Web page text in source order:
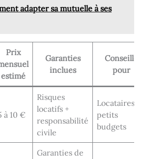
adapter sa mutuelle à ses
Prix
estimé
Garanties
inclues
Conseillé
pour
à 10 €
Risques
locatifs +
responsabilité
civile
Locataires et
petits
budgets
Garanties de